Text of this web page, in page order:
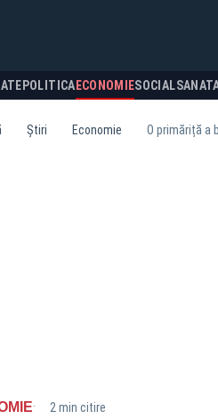
POLITICA ECONOMIESOCIAL
Știri Economie
· 2 min citire